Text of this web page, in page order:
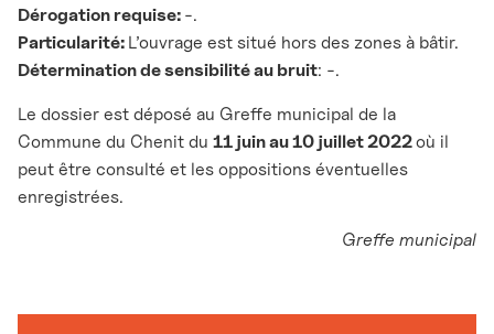
Dérogation requise: -.
Particularité: L’ouvrage est situé hors des zones à bâtir.
Détermination de sensibilité au bruit: -.
Le dossier est déposé au Greffe municipal de la
Commune du Chenit du 11 juin au 10 juillet 2022où il
peut être consulté et les oppositions éventuelles
enregistrées.
Greffe municipal